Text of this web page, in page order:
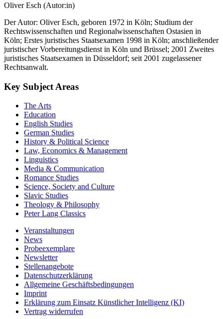
Der Autor: Oliver Esch, geboren 1972 in Köln; Studium der
Rechtswissenschaften und Regionalwissenschaften Ostasien in
Köln; Erstes juristisches Staatsexamen 1998 in Köln; anschließender
juristischer Vorbereitungsdienst in Köln und Brüssel; 2001 Zweites
juristisches Staatsexamen in Düsseldorf; seit 2001 zugelassener
Key Subject Areas
The Arts
Education
English Studies
German Studies
History & Political Science
Law, Economics & Management
Linguistics
Media & Communication
Romance Studies
Science, Society and Culture
Slavic Studies
Theology & Philosophy
Veranstaltungen
News
Probeexemplare
Newsletter
Stellenangebote
Datenschutzerklärung
Allgemeine Geschäftsbedingungen
Imprint
Erklärung zum Einsatz Künstlicher Intelligenz (KI)